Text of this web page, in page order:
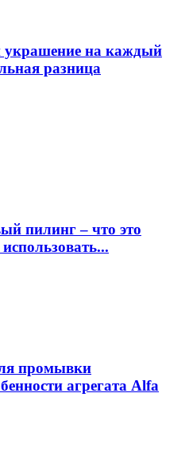
украшение на каждый
разница
пилинг – что это
промывки
агрегата Alfa